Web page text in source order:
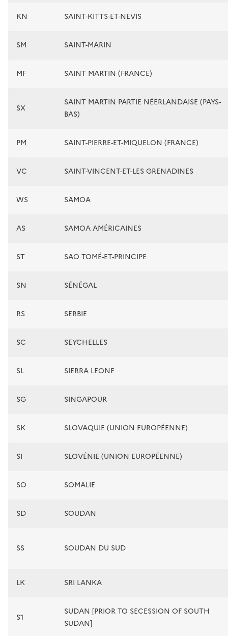
KN SAINT-KITTS-ET-NEVIS
SM SAINT-MARIN
MF SAINT MARTIN (FRANCE)
SX
SAINT MARTIN PARTIE NÉERLANDAISE (PAYS-
BAS)
PM SAINT-PIERRE-ET-MIQUELON (FRANCE)
VC SAINT-VINCENT-ET-LES GRENADINES
WS SAMOA
AS SAMOA AMÉRICAINES
ST SAO TOMÉ-ET-PRINCIPE
SN SÉNÉGAL
RS SERBIE
SC SEYCHELLES
SL SIERRA LEONE
SG SINGAPOUR
SK SLOVAQUIE (UNION EUROPÉENNE)
SI SLOVÉNIE (UNION EUROPÉENNE)
SO SOMALIE
SD SOUDAN
SS SOUDAN DU SUD
LK SRI LANKA
S1
SUDAN [PRIOR TO SECESSION OF SOUTH
SUDAN]